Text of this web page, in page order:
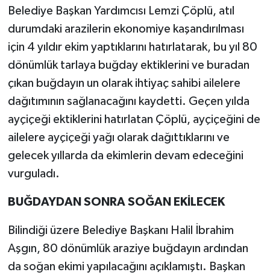
Belediye Başkan Yardımcısı Lemzi Çöplü, atıl
durumdaki arazilerin ekonomiye kaşandırılması
için 4 yıldır ekim yaptıklarını hatırlatarak, bu yıl 80
dönümlük tarlaya buğday ektiklerini ve buradan
çıkan buğdayın un olarak ihtiyaç sahibi ailelere
dağıtımının sağlanacağını kaydetti. Geçen yılda
ayçiçeği ektiklerini hatırlatan Çöplü, ayçiçeğini de
ailelere ayçiçeği yağı olarak dağıttıklarını ve
gelecek yıllarda da ekimlerin devam edeceğini
vurguladı.
BUĞDAYDAN SONRA SOĞAN EKİLECEK
Bilindiği üzere Belediye Başkanı Halil İbrahim
Aşgın, 80 dönümlük araziye buğdayın ardından
da soğan ekimi yapılacağını açıklamıştı. Başkan